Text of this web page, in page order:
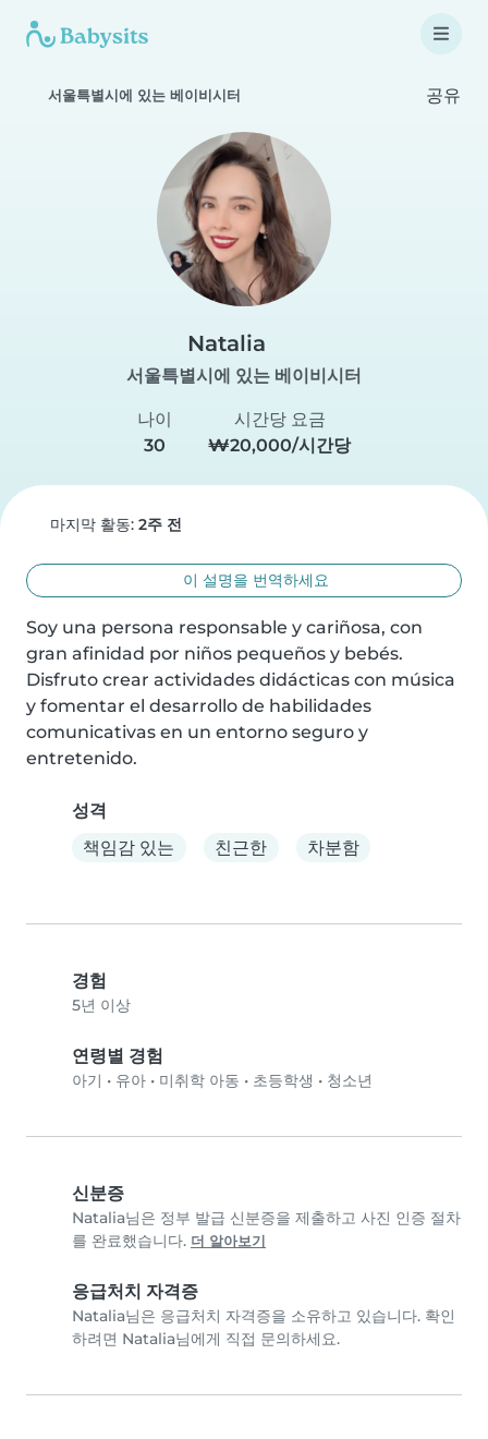
서울특별시에 있는 베이비시터 공유
Natalia
서울특별시에 있는 베이비시터
나이
30
시간당 요금
₩20,000/시간당
마지막 활동: 2주 전
이 설명을 번역하세요
Soy una persona responsable y cariñosa, con
gran afinidad por niños pequeños y bebés.
Disfruto crear actividades didácticas con música
y fomentar el desarrollo de habilidades
comunicativas en un entorno seguro y
entretenido.
성격
책임감 있는
친근한 차분함
경험
5년 이상
연령별 경험
아기 • 유아 • 미취학 아동 • 초등학생 • 청소년
신분증
Natalia님은 정부 발급 신분증을 제출하고 사진 인증 절차
를 완료했습니다. 더 알아보기
응급처치 자격증
Natalia님은 응급처치 자격증을 소유하고 있습니다. 확인
하려면 Natalia님에게 직접 문의하세요.